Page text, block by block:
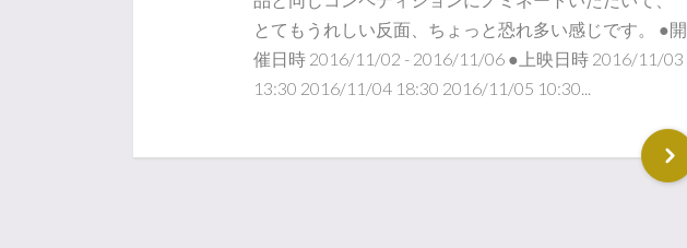
とてもうれしい反面、ちょっと恐れ多い感じです。 ●開
催日時 2016/11/02 - 2016/11/06 ●上映日時 2016/11/03
13:30 2016/11/04 18:30 2016/11/05 10:30...